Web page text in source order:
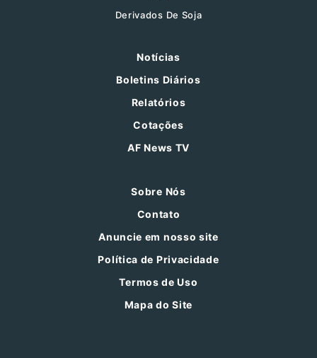
Derivados De Soja
Notícias
Boletins Diários
Relatórios
Cotações
AF News TV
Sobre Nós
Contato
Anuncie em nosso site
Política de Privacidade
Termos de Uso
Mapa do Site